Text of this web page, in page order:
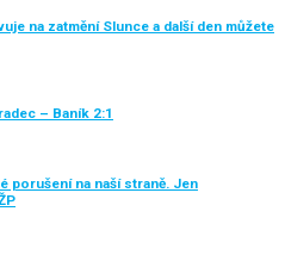
na zatmění Slunce a další den můžete
– Baník 2:1
porušení na naší straně. Jen